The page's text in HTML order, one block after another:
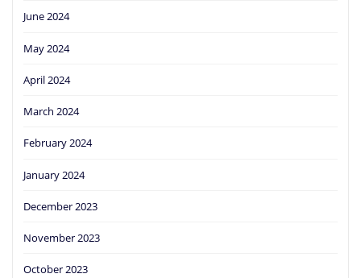
June 2024
May 2024
April 2024
March 2024
February 2024
January 2024
December 2023
November 2023
October 2023